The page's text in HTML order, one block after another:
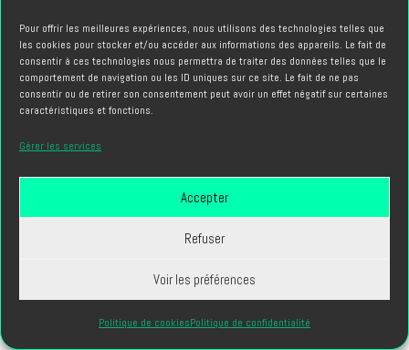
Pour offrir les meilleures expériences, nous utilisons des technologies telles que
les cookies pour stocker et/ou accéder aux informations des appareils. Le fait de
consentir à ces technologies nous permettra de traiter des données telles que le
comportement de navigation ou les ID uniques sur ce site. Le fait de ne pas
consentir ou de retirer son consentement peut avoir un effet négatif sur certaines
caractéristiques et fonctions.
Gérer les services
Accepter
Refuser
Voir les préférences
Politique de cookiesPolitique de confidentialité
possibilités pour différencier les productions de ses clients
dans des environnements médiatiques saturés.
Secteurs et applications
spécifiques
Différents secteurs d'activité présentent des besoins
et techniques adaptées. Comprendre ces spécificités optimise
la pertinence des productions réalisées.
Communication institutionnelle et
Les organisations publiques et privées utilisent massivement
la vidéo pour leurs communications internes et externes. Les